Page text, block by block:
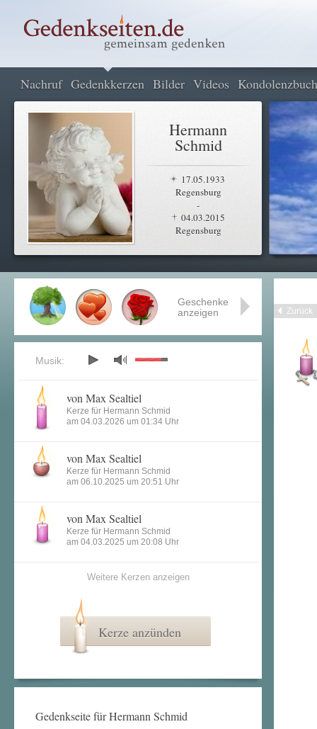
Nachruf Gedenkkerzen Bilder Videos Kondolenzbuch
Hermann
Schmid
17.05.1933
Regensburg
-
04.03.2015
Regensburg
Zurück
Geschenke
anzeigen
Musik:
von Max Sealtiel
Kerze für Hermann Schmid
am 04.03.2026 um 01:34 Uhr
von Max Sealtiel
Kerze für Hermann Schmid
am 06.10.2025 um 20:51 Uhr
von Max Sealtiel
Kerze für Hermann Schmid
am 04.03.2025 um 20:08 Uhr
Weitere Kerzen anzeigen
Kerze anzünden
Gedenkseite für Hermann Schmid